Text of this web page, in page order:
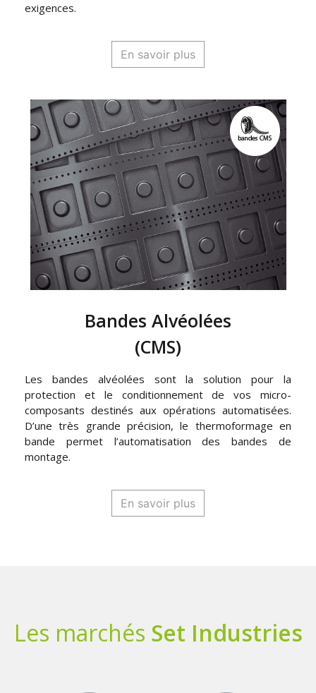
exigences.
En savoir plus
Bandes Alvéolées
(CMS)
Les bandes alvéolées sont la solution pour la
protection et le conditionnement de vos micro-
composants destinés aux opérations automatisées.
D’une très grande précision, le thermoformage en
bande permet l’automatisation des bandes de
montage.
En savoir plus
Les marchés Set Industries